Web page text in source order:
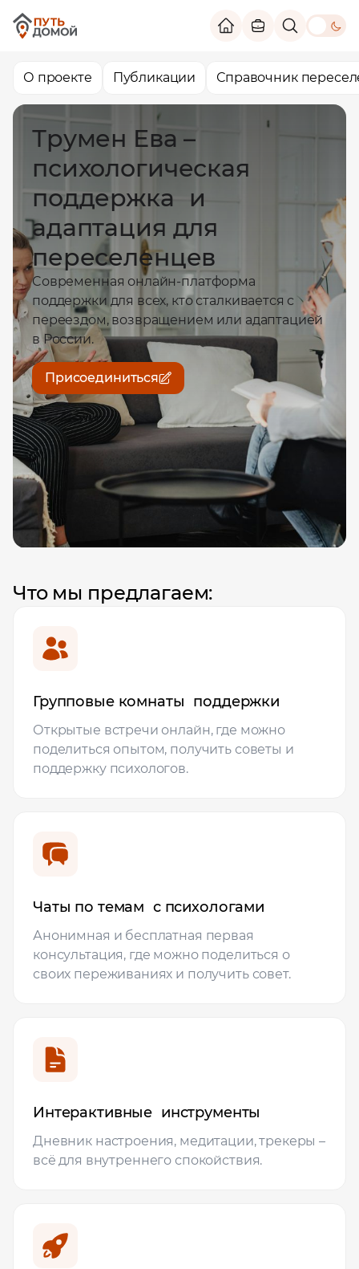
theme
О проекте Публикации Справочник
Трумен Ева –
психологическая
поддержка и
адаптация для
переселенцев
Cовременная онлайн-платформа
поддержки для всех, кто сталкивается с
переездом, возвращением или адаптацией
в России.
Присоединиться
Что мы предлагаем:
Групповые комнаты поддержки
Открытые встречи онлайн, где можно
поделиться опытом, получить советы и
поддержку психологов.
Чаты по темам с психологами
Анонимная и бесплатная первая
консультация, где можно поделиться о
своих переживаниях и получить совет.
Интерактивные инструменты
Дневник настроения, медитации, трекеры –
всё для внутреннего спокойствия.